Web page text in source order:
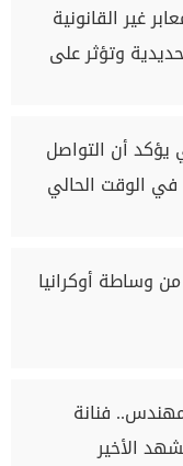
غير القانونية
وتؤثر على
يؤكد أن التواصل
الوقت الحالي
وساطة أوكرانيا
فنانة
الأخير